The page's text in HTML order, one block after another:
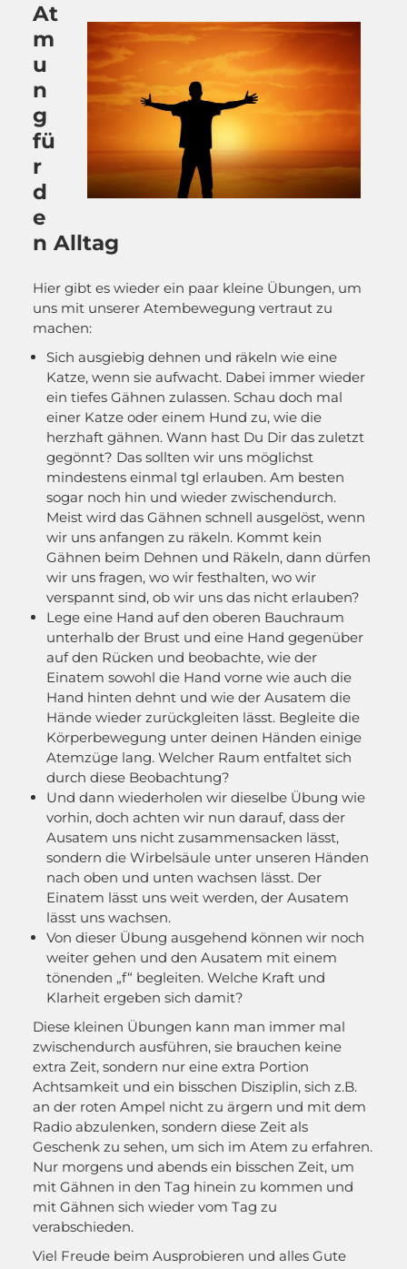
At
m
u
n
g
fü
r
d
e
n Alltag
Hier gibt es wieder ein paar kleine Übungen, um
uns mit unserer Atembewegung vertraut zu
machen:
Sich ausgiebig dehnen und räkeln wie eine
Katze, wenn sie aufwacht. Dabei immer wieder
ein tiefes Gähnen zulassen. Schau doch mal
einer Katze oder einem Hund zu, wie die
herzhaft gähnen. Wann hast Du Dir das zuletzt
gegönnt? Das sollten wir uns möglichst
mindestens einmal tgl erlauben. Am besten
sogar noch hin und wieder zwischendurch.
Meist wird das Gähnen schnell ausgelöst, wenn
wir uns anfangen zu räkeln. Kommt kein
Gähnen beim Dehnen und Räkeln, dann dürfen
wir uns fragen, wo wir festhalten, wo wir
verspannt sind, ob wir uns das nicht erlauben?
Lege eine Hand auf den oberen Bauchraum
unterhalb der Brust und eine Hand gegenüber
auf den Rücken und beobachte, wie der
Einatem sowohl die Hand vorne wie auch die
Hand hinten dehnt und wie der Ausatem die
Hände wieder zurückgleiten lässt. Begleite die
Körperbewegung unter deinen Händen einige
Atemzüge lang. Welcher Raum entfaltet sich
durch diese Beobachtung?
Und dann wiederholen wir dieselbe Übung wie
vorhin, doch achten wir nun darauf, dass der
Ausatem uns nicht zusammensacken lässt,
sondern die Wirbelsäule unter unseren Händen
nach oben und unten wachsen lässt. Der
Einatem lässt uns weit werden, der Ausatem
lässt uns wachsen.
Von dieser Übung ausgehend können wir noch
weiter gehen und den Ausatem mit einem
tönenden „f“ begleiten. Welche Kraft und
Klarheit ergeben sich damit?
Diese kleinen Übungen kann man immer mal
zwischendurch ausführen, sie brauchen keine
extra Zeit, sondern nur eine extra Portion
Achtsamkeit und ein bisschen Disziplin, sich z.B.
an der roten Ampel nicht zu ärgern und mit dem
Radio abzulenken, sondern diese Zeit als
Geschenk zu sehen, um sich im Atem zu erfahren.
Nur morgens und abends ein bisschen Zeit, um
mit Gähnen in den Tag hinein zu kommen und
mit Gähnen sich wieder vom Tag zu
verabschieden.
Viel Freude beim Ausprobieren und alles Gute